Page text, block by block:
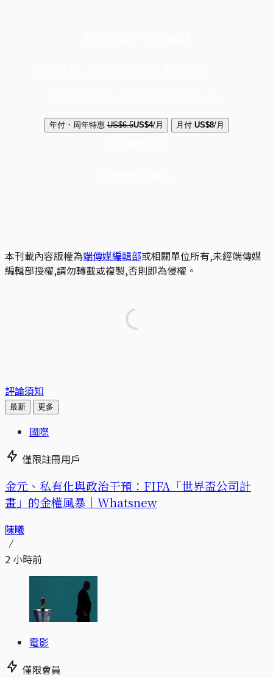
年付・周年特惠 US$6.5US$4/月 月付 US$8/月
本刊載內容版權為端傳媒編輯部或相關單位所有,未經端傳媒
編輯部授權,請勿轉載或複製,否則即為侵權。
評論須知
最新 更多
國際
僅限註冊用戶
金元、私有化與政治干預：FIFA「世界盃公司計
畫」的金權風暴｜Whatsnew
陳曦
2 小時前
電影
僅限會員